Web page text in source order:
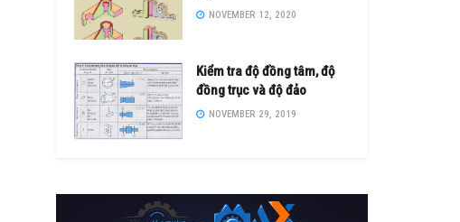
NOVEMBER 12, 2020
Kiểm tra độ đồng tâm, độ
đồng trục và độ đảo
NOVEMBER 29, 2019